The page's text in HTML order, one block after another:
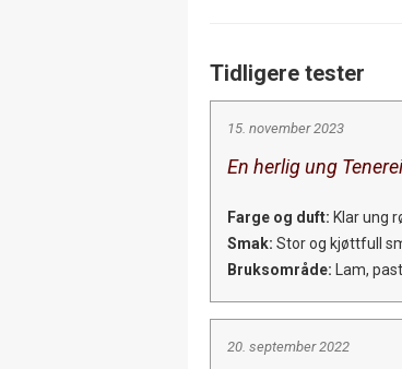
Tidligere tester
15. november 2023
En herlig ung
Farge og duft: Klar ung
Smak: Stor og kjøttfull
Bruksområde: Lam,
20. september 2022